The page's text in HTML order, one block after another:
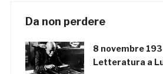
Da non perdere
8 novembre
Letteratura a